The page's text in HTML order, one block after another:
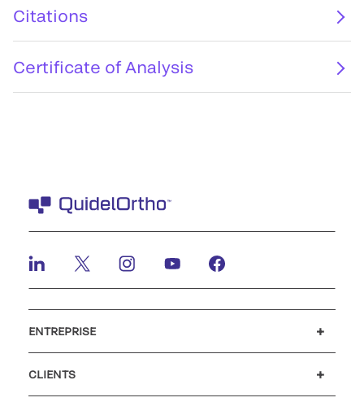
Citations
Certificate of Analysis
ENTREPRISE
CLIENTS